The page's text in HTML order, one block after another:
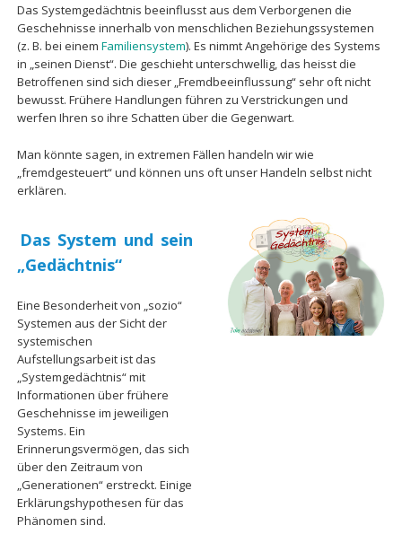
Das Systemgedächtnis beeinflusst aus dem Verborgenen die
Geschehnisse innerhalb von menschlichen Beziehungssystemen
(z. B. bei einem Familiensystem). Es nimmt Angehörige des Systems
in „seinen Dienst“. Die geschieht unterschwellig, das heisst die
Betroffenen sind sich dieser „Fremdbeeinflussung“ sehr oft nicht
bewusst. Frühere Handlungen führen zu Verstrickungen und
werfen Ihren so ihre Schatten über die Gegenwart.
Man könnte sagen, in extremen Fällen handeln wir wie
„fremdgesteuert“ und können uns oft unser Handeln selbst nicht
erklären.
Das System und sein
„Gedächtnis“
Eine Besonderheit von „sozio“
Systemen aus der Sicht der
systemischen
Aufstellungsarbeit ist das
„Systemgedächtnis“ mit
Informationen über frühere
Geschehnisse im jeweiligen
Systems. Ein
Erinnerungsvermögen, das sich
über den Zeitraum von
„Generationen“ erstreckt. Einige
Erklärungshypothesen für das
Phänomen sind.